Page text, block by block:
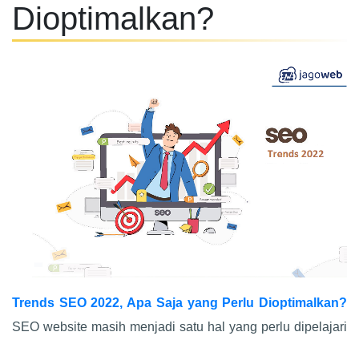
Dioptimalkan?
Trends SEO 2022, Apa Saja yang Perlu Dioptimalkan?
SEO website masih menjadi satu hal yang perlu dipelajari